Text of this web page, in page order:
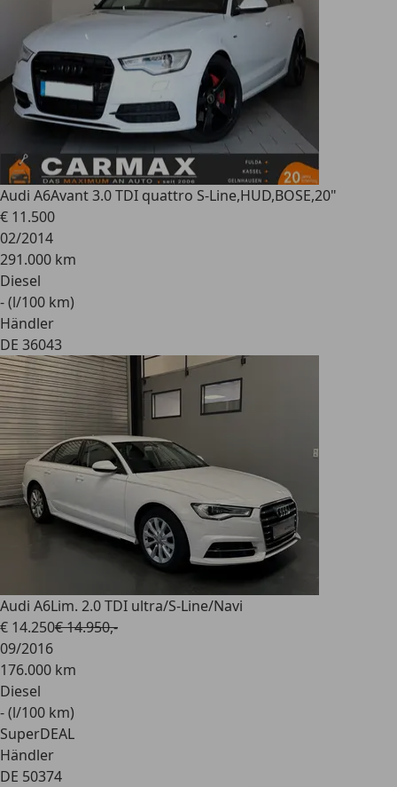
Audi A6Avant 3.0 TDI quattro S-Line,HUD,BOSE,20"
€ 11.500
02/2014
291.000 km
Diesel
- (l/100 km)
Händler
DE 36043
Audi A6Lim. 2.0 TDI ultra/S-Line/Navi
€ 14.250€ 14.950,-
09/2016
176.000 km
Diesel
- (l/100 km)
SuperDEAL
Händler
DE 50374